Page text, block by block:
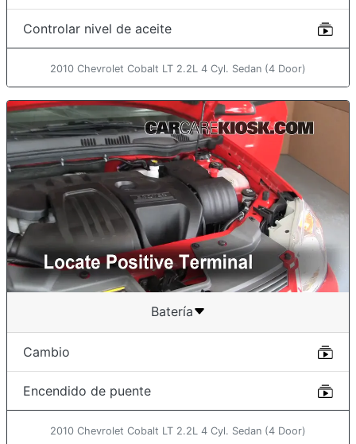
Controlar nivel de aceite
2010 Chevrolet Cobalt LT 2.2L 4 Cyl. Sedan (4 Door)
Batería
Cambio
Encendido de puente
2010 Chevrolet Cobalt LT 2.2L 4 Cyl. Sedan (4 Door)